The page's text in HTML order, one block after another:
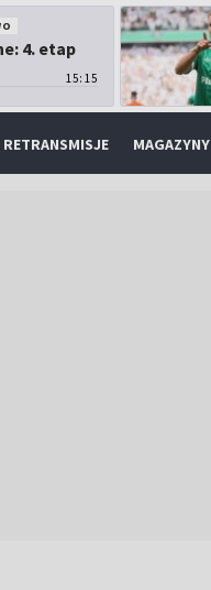
4. etap
15:15
RETRANSMISJE MAGAZYNY